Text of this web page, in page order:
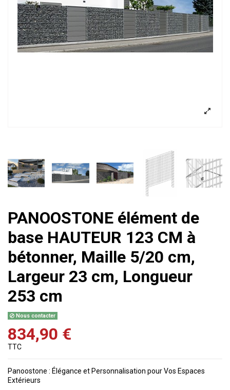
PANOOSTONE élément de
base HAUTEUR 123 CM à
bétonner, Maille 5/20 cm,
Largeur 23 cm, Longueur
253 cm
Nous contacter
834,90 €
TTC
Panoostone : Élégance et Personnalisation pour Vos Espaces
Extérieurs